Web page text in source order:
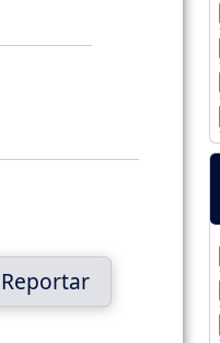
Reportar